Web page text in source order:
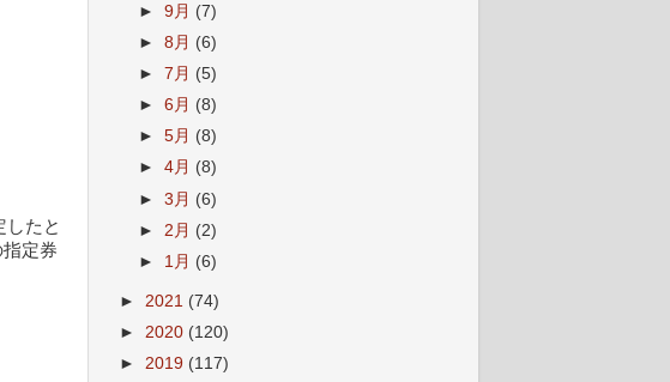
したと
定券
►9月 (7)
►8月 (6)
►7月 (5)
►6月 (8)
►5月 (8)
►4月 (8)
►3月 (6)
► 2月 (2)
► 1月 (6)
► 2021 (74)
► 2020 (120)
► 2019 (117)